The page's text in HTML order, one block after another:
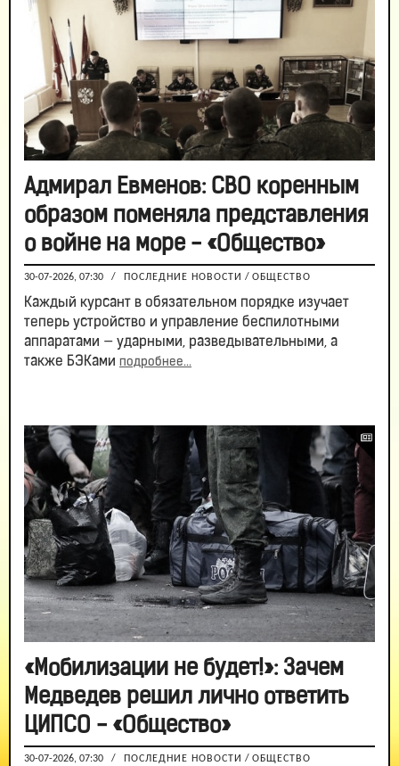
Адмирал Евменов: СВО коренным
образом поменяла представления
о войне на море - «Общество»
30-07-2026, 07:30 / ПОСЛЕДНИЕ НОВОСТИ / ОБЩЕСТВО
Каждый курсант в обязательном порядке изучает
теперь устройство и управление беспилотными
аппаратами — ударными, разведывательными, а
также БЭКами подробнее...
«Мобилизации не будет!»: Зачем
Медведев решил лично ответить
ЦИПСО - «Общество»
30-07-2026, 07:30 / ПОСЛЕДНИЕ НОВОСТИ / ОБЩЕСТВО